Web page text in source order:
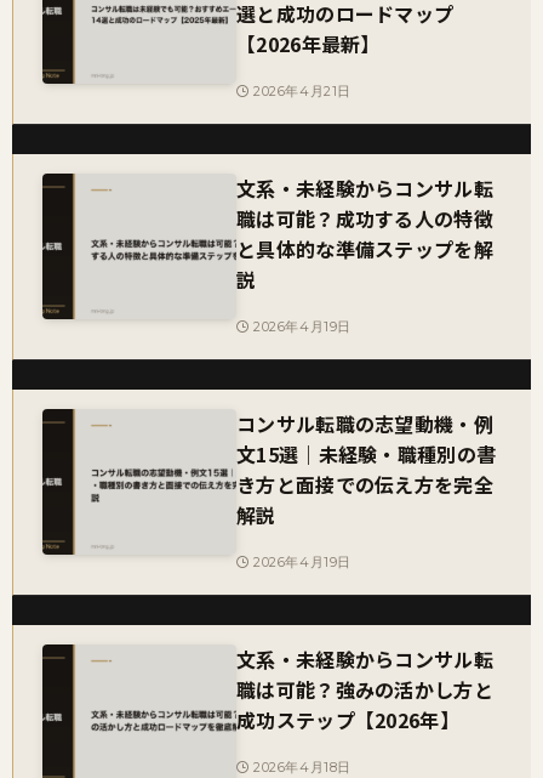
選と成功のロードマップ
【2026年最新】
2026年4月21日
文系・未経験からコンサル転
職は可能？成功する人の特徴
と具体的な準備ステップを解
説
2026年4月19日
コンサル転職の志望動機・例
文15選｜未経験・職種別の書
き方と面接での伝え方を完全
解説
2026年4月19日
文系・未経験からコンサル転
職は可能？強みの活かし方と
成功ステップ【2026年】
2026年4月18日